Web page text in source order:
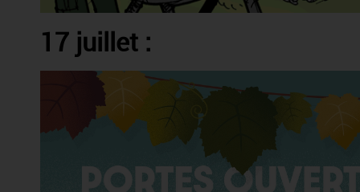
17 juillet :